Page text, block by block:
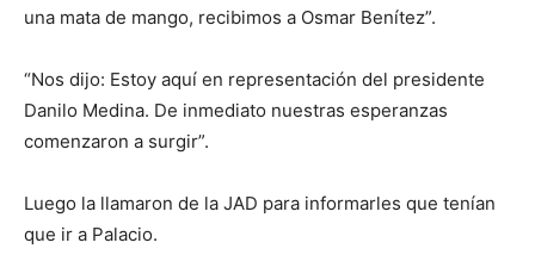
una mata de mango, recibimos a Osmar Benítez”.
“Nos dijo: Estoy aquí en representación del presidente
Danilo Medina. De inmediato nuestras esperanzas
comenzaron a surgir”.
Luego la llamaron de la JAD para informarles que tenían
que ir a Palacio.